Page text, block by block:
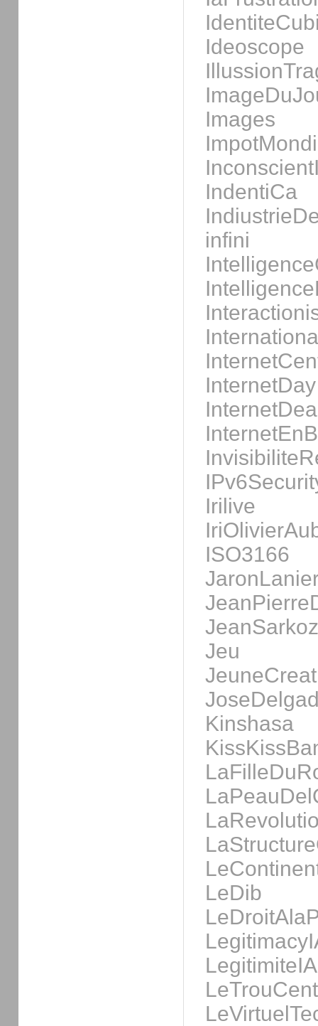
Ideoscope
Images
IndentiCa
infini
InternetDay
Irilive
ISO3166
Jeu
Kinshasa
LeDib
LegitimiteIA